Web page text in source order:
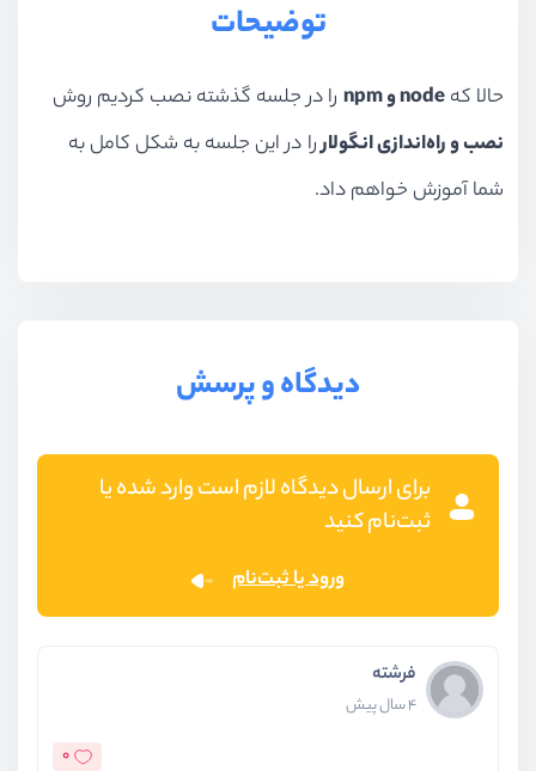
توضیحات
حالا کهnode و npm
را در جلسه گذشته نصب کردیم روش
نصب و راه‌اندازی انگولاررا در این جلسه به شکل کامل به
شما آموزش خواهم داد.
دیدگاه و پرسش
برای ارسال دیدگاه لازم است وارد شده یا
ثبت‌نام کنید
ورود یا ثبت‌نام
فرشته
4 سال پیش
0